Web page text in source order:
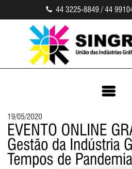
44 3225-8849 / 44
19/05/2020
EVENTO ONLINE
Gestão da Indústria
Tempos de Pandemia